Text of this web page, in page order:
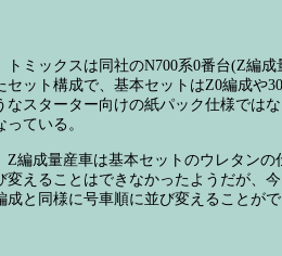
トミックスは同社のN700系0番台(Z編
セット構成で、基本セットはZ0編成や
なスターター向けの紙パック仕様では
っている。
Z編成量産車は基本セットのウレタンの
変えることはできなかったようだが、
成と同様に号車順に並び変えることがで